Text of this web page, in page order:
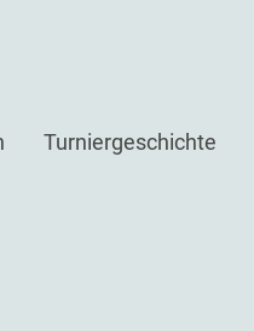
Turniergeschichte